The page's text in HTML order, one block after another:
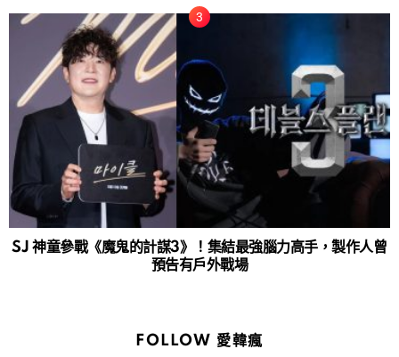
SJ 神童參戰《魔鬼的計謀3》！集結最強腦力高手，製作人曾
預告有戶外戰場
FOLLOW 愛韓瘋